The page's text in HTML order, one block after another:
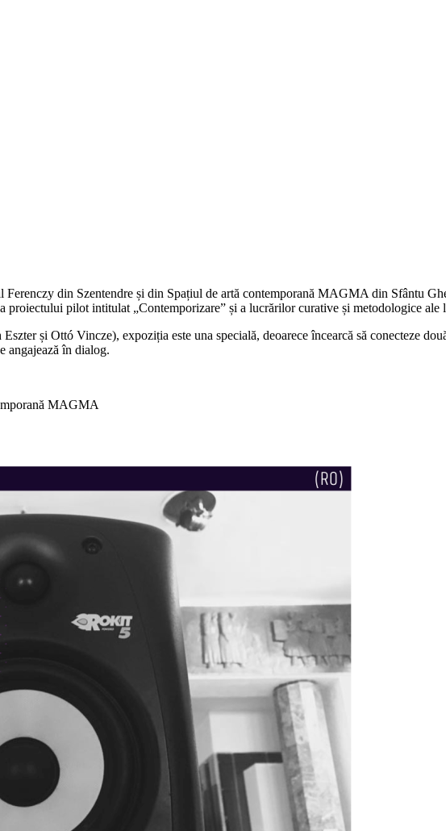
din Szentendre și din Spațiul de artă contemporană MAGMA din Sfântu
proiectului pilot intitulat „Contemporizare” și a lucrărilor curative și metodologice
și Ottó Vincze), expoziția este una specială, deoarece încearcă să conecteze
angajează în dialog.
MAGMA